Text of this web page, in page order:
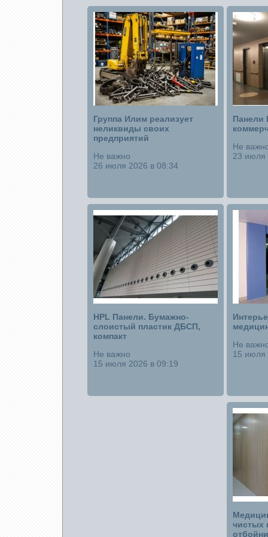
Группа Илим реализует
неликвиды своих
предприятий
Не важно
26 июля 2026 в 08:34
Панели
Не
23 июля
HPL Панели. Бумажно-
слоистый пластик ДБСП,
компакт
Не важно
15 июля 2026 в 09:19
Не
15 июля
чистых